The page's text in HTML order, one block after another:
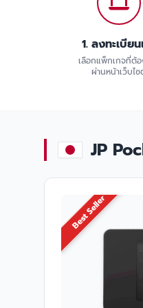
1. ลงทะเบียน
เลือกแพ็กเกจที่ต้อ
ผ่านหน้าเว็บไ
JP
Best Seller